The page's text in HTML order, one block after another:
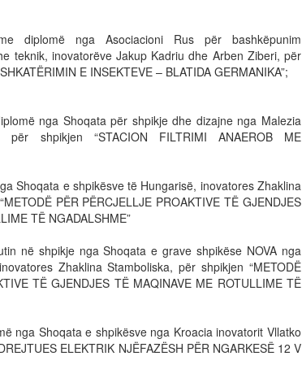
diplomë nga Asociacioni Rus për bashkëpunim
teknik, inovatorëve Jakup Kadriu dhe Arben Ziberi, për
E INSEKTEVE – BLATIDA GERMANIKA”;
nga Shoqata për shpikje dhe dizajne nga Malezia
për shpikjen “STACION FILTRIMI ANAEROB ME
Shoqata e shpikësve të Hungarisë, inovatores Zhaklina
PËR PËRCJELLJE PROAKTIVE TË GJENDJES
TË NGADALSHME”
në shpikje nga Shoqata e grave shpikëse NOVA nga
Zhaklina Stamboliska, për shpikjen “METODË
TË GJENDJES TË MAQINAVE ME ROTULLIME TË
nga Shoqata e shpikësve nga Kroacia inovatorit Vllatko
ELEKTRIK NJËFAZËSH PËR NGARKESË 12 V